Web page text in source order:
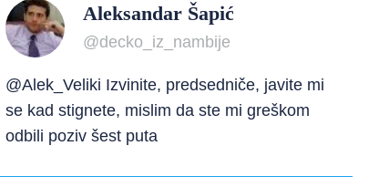
Aleksandar Šapić
@decko_iz_nambije
@Alek_Veliki Izvinite, predsedniče, javite mi
se kad stignete, mislim da ste mi greškom
odbili poziv šest puta